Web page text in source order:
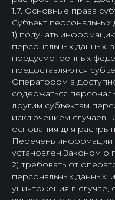
1.7. Основные права
Субъект персональных
1) получать
персональных данных,
предусмотренных
предоставляются
Оператором в
содержаться
другим субъектам
исключением случаев,
основания для
Перечень информации
установлен Законом о
2) требовать от
персональных данных,
уничтожения в случае,